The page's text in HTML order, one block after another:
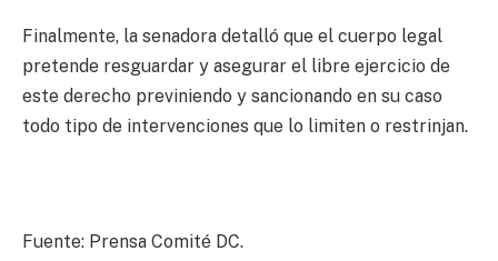
Finalmente, la senadora detalló que el cuerpo legal
pretende resguardar y asegurar el libre ejercicio de
este derecho previniendo y sancionando en su caso
todo tipo de intervenciones que lo limiten o restrinjan.
Fuente: Prensa Comité DC.